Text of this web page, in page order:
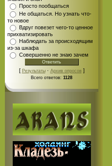
Просто пообщаться
Не общаться. Но узнать что-
то новое
Вдруг повезет чего-то ценное
прихватизировать
Наблюдать за происходящим
из-за шкафа
Совершенно не знаю зачем
[ Результаты· Архив опросов]
Всего ответов: 1128